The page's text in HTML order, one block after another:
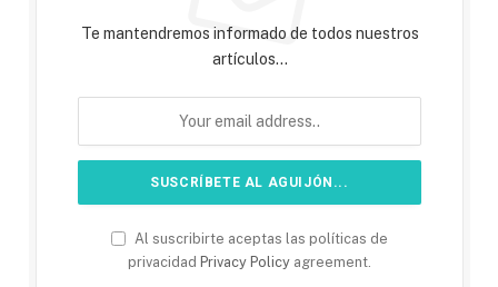
Te mantendremos informado de todos nuestros
artículos...
Al suscribirte aceptas las políticas de
privacidad Privacy Policy agreement.